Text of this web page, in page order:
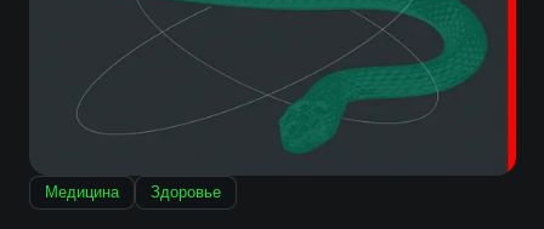
Медицина Здоровье